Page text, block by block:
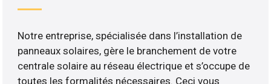
Notre entreprise, spécialisée dans l’installation de
panneaux solaires, gère le branchement de votre
centrale solaire au réseau électrique et s’occupe de
toutes les formalités nécessaires. Ceci vous